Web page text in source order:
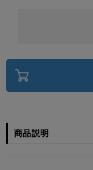
商品説明